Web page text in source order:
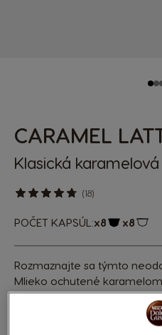
CARAMEL
Klasická
(18)
POČET KAPSÚL:x8 x8
Rozmaznajte sa týmto
Mlieko ochutené
prémiovej Arabiky a
minúta, a potom si už tieto
s lahodnou karamelovou